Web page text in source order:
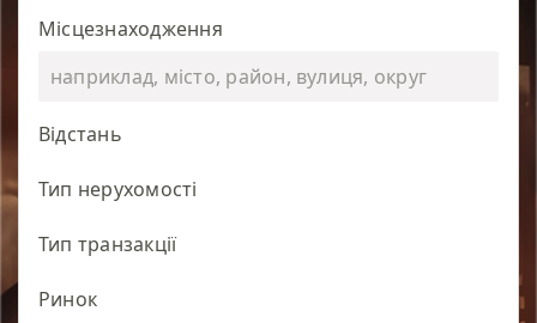
Місцезнаходження
Відстань
Тип нерухомості
Тип транзакції
Ринок